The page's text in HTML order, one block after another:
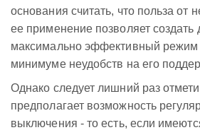
основания считать, что польза от
ее применение позволяет создать
максимально эффективный режим
минимуме неудобств на его
Однако следует лишний раз
предполагает возможность
выключения - то есть, если